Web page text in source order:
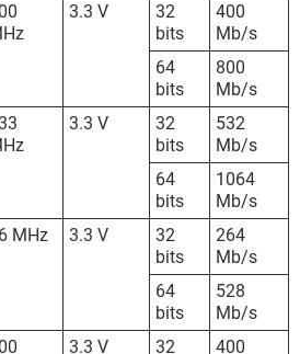
3.3 V
32
bits
400
Mb/s
64
bits
800
Mb/s
3.3 V
32
bits
532
Mb/s
64
bits
1064
Mb/s
MHz 3.3 V
32
bits
264
Mb/s
64
bits
528
Mb/s
3.3 V
32
400